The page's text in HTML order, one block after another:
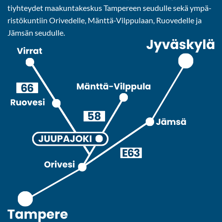
tiyh­tey­det maa­kun­ta­kes­kus Tam­pe­reen seu­dul­le sekä ym­pä­
ris­tö­kun­tiin Ori­ve­del­le, Mänttä-​Vilppulaan, Ruo­ve­del­le ja
Jäm­sän seu­dul­le.